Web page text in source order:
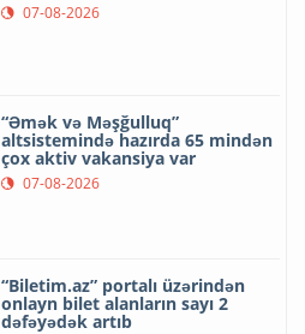
07-08-2026
“Əmək və Məşğulluq”
altsistemində hazırda 65 mindən
çox aktiv vakansiya var
07-08-2026
“Biletim.az” portalı üzərindən
onlayn bilet alanların sayı 2
dəfəyədək artıb